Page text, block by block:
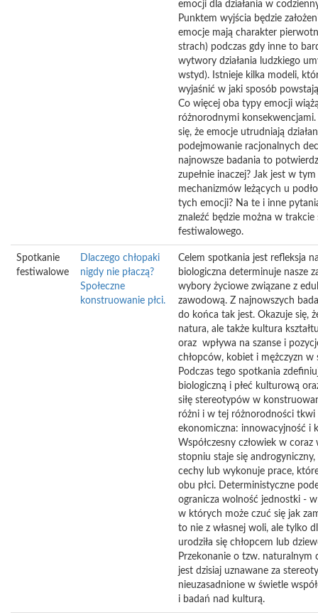
emocji dla działania w
Punktem wyjścia będzie
emocje mają charakter
strach) podczas gdy inne to
wytwory działania ludzkiego
wstyd). Istnieje kilka modeli,
wyjaśnić w jaki sposób
Co więcej oba typy emocji
różnorodnymi
się, że emocje utrudniają
podejmowanie racjonalnych
najnowsze badania to
zupełnie inaczej? Jak jest w
mechanizmów leżących u
tych emocji? Na te i inne
znaleźć będzie można w trakcie
festiwalowego.
Spotkanie
festiwalowe
Dlaczego chłopaki
nigdy nie płaczą?
Społeczne
konstruowanie płci.
Celem spotkania jest refleksja
biologiczna determinuje nasze
wybory życiowe związane z
zawodową. Z najnowszych
do końca tak jest. Okazuje się,
natura, ale także kultura
oraz wpływa na szanse i
chłopców, kobiet i mężczyzn w
Podczas tego spotkania
biologiczną i płeć kulturową
siłę stereotypów w
różni i w tej różnorodności tkwi
ekonomiczna: innowacyjność i
Współczesny człowiek w coraz
stopniu staje się androgyniczny,
cechy lub wykonuje prace,
obu płci. Deterministyczne
ogranicza wolność jednostki -
w których może czuć się jak
to nie z własnej woli, ale tylko
urodziła się chłopcem lub
Przekonanie o tzw. naturalnym
jest dzisiaj uznawane za
nieuzasadnione w świetle
i badań nad kulturą.